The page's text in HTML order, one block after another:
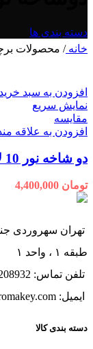
دسته بندی ها
خانه/ محصولات
افزودن به سبد خرید
نمایش سریع
مقايسه
افزودن به علاقه
دو شاخه نور 10 لامپ
تومان
طبقه ۱ ، واحد ۱
تلفن تماس: 09917208932
ایمیل: info@choromakey.com
دسته بندی کالا